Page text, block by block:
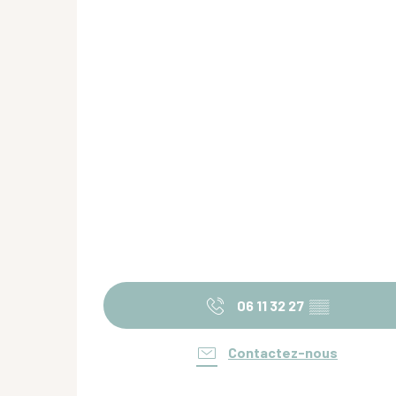
06 11 32 27 ▒▒
Contactez-nous